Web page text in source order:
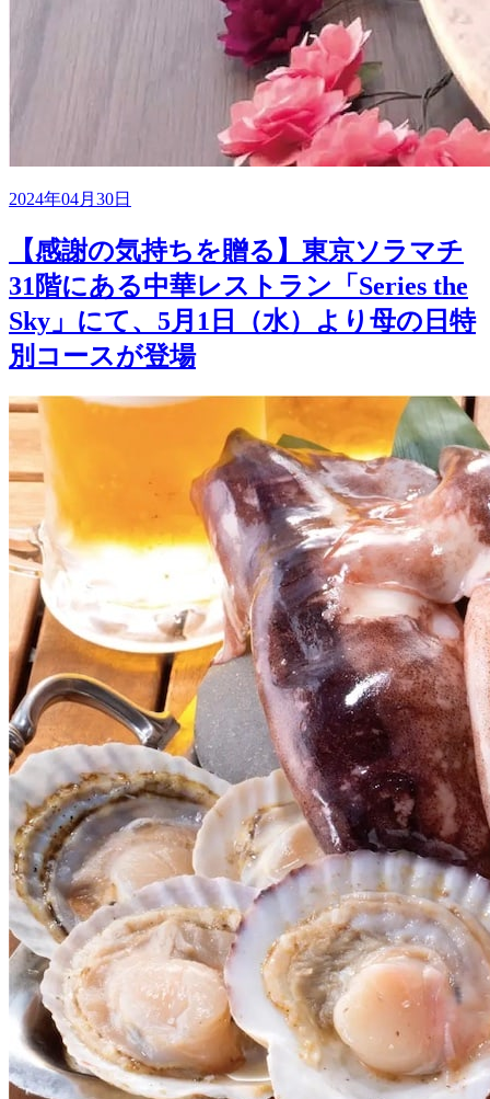
2024年04月30日
【感謝の気持ちを贈る】東京ソラマチ
31階にある中華レストラン「Series the
Sky」にて、5月1日（水）より母の日特
別コースが登場